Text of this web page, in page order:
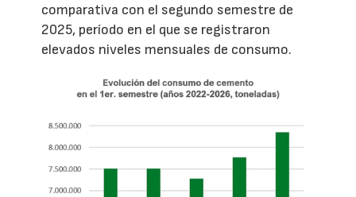
comparativa con el segundo semestre de
2025, período en el que se registraron
elevados niveles mensuales de consumo.